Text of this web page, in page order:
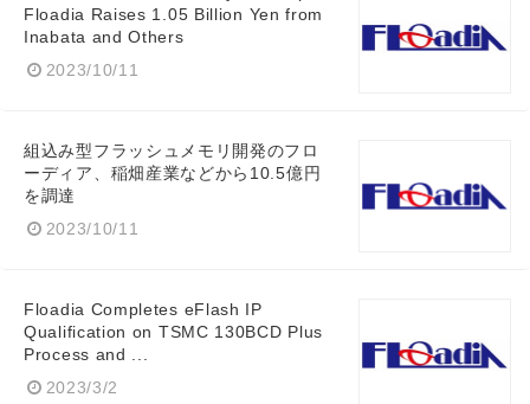
Floadia Raises 1.05 Billion Yen from
Inabata and Others
2023/10/11
組込み型フラッシュメモリ開発のフロ
ーディア、稲畑産業などから10.5億円
を調達
2023/10/11
Floadia Completes eFlash IP
Qualification on TSMC 130BCD Plus
Process and ...
2023/3/2